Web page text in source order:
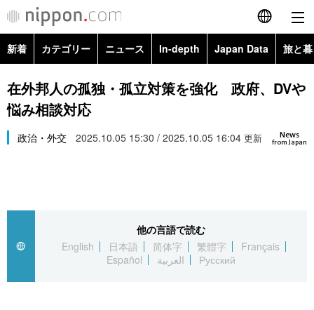
English
简体字
Русский
カテゴリー
経済・ビジネス
国際
トップ
アーカイブ
In-depth
Japan Data
新着 カテゴリー ニュース In-depth Japan Data 旅と
政治・外交
経済・ビジネス
Topics
在外邦人の孤独・孤立対策を強化 政府、DVや
悩み相談対応
News
from Japan
政治・外交 2025.10.05 15:30 / 2025.10.05 16:04 更新
他の言語で読む
English
日本語 简体字 繁體字
Français
Español
العربية Русский